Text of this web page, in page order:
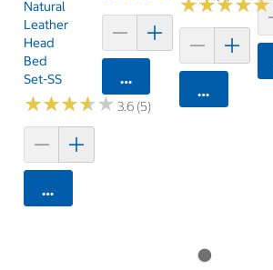
Natural
Leather
Head
Bed
Set-SS
★★★★★
★★★★★ 3.6 (5)
카트에 담기
카트에 담기
★★★★★
★★★★★
카트에 담기